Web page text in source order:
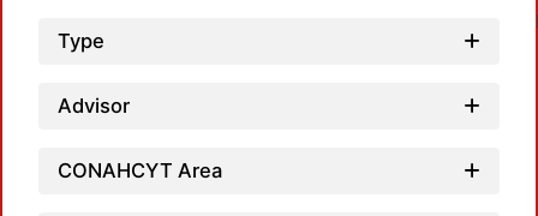
Type
Advisor
CONAHCYT Area